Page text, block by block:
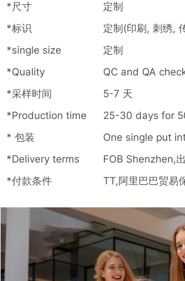
*尺寸
定制
*标识
定制(印刷, 刺绣,
*single size
定制
*Quality
QC and QA
*采样时间
5-7 天
*Production time
25-30 days for
* 包装
One single put
*Delivery terms
FOB Shenzhen,
*付款条件
TT,阿里巴巴贸易